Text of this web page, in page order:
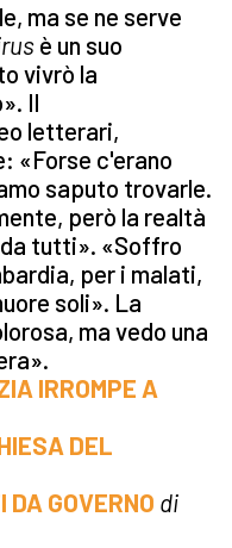
ma se ne serve
è un suo
vivrò la
Il
letterari,
«Forse c'erano
saputo trovarle.
però la realtà
tutti». «Soffro
per i malati,
soli». La
ma vedo una
IRROMPE A
DEL
GOVERNO di